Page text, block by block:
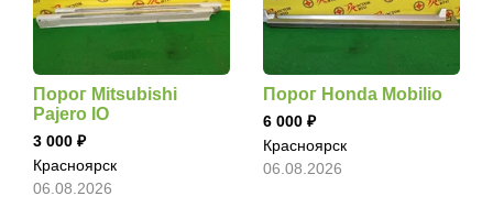
Порог Mitsubishi
Pajero IO
3 000
Красноярск
06.08.2026
Порог Honda Mobilio
6 000
Красноярск
06.08.2026